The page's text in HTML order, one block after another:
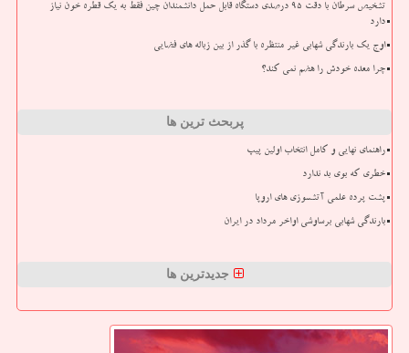
تشخیص سرطان با دقت ۹۵ درصدی دستگاه قابل حمل دانشمندان چین فقط به یک قطره خون نیاز
دارد
اوج یک بارندگی شهابی غیر منتظره با گذر از بین زباله های فضایی
چرا معده خودش را هضم نمی کند؟
پربحث ترین ها
راهنمای نهایی و کامل انتخاب اولین پیپ
خطری که بوی بد ندارد
پشت پرده علمی آتشسوزی های اروپا
بارندگی شهابی برساوشی اواخر مرداد در ایران
جدیدترین ها